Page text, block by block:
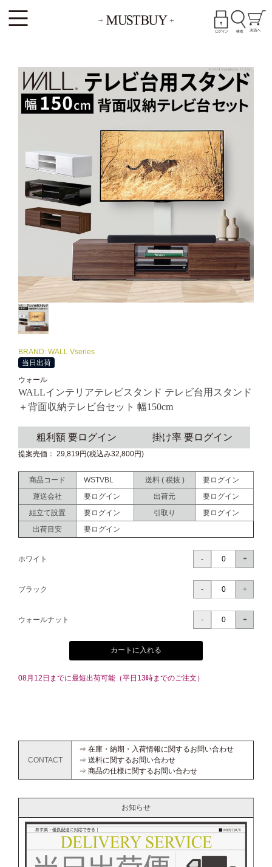
BRAND: WALL Vseries
当日出荷
ウォール
WALLインテリアテレビスタンド テレビ台用スタンド
＋背面収納テレビ台セット 幅150cm
粗利額 要ログイン 掛け率 要ログイン
提案売価： 29,819円(税込み32,800円)
商品コード WSTVBL 送料 ( 税抜 )
要ログイン
運送会社
要ログイン 出荷元
要ログイン
組立て設置
要ログイン 引取り
要ログイン
出荷目安
要ログイン
ホワイト
ブラック
ウォールナット
カートに入れる
08月12日までに最短出荷可能（平日13時までのご注文）
CONTACT
⇒ 在庫・納期・入荷情報に関するお問い合わせ
⇒ 送料に関するお問い合わせ
⇒ 商品の仕様に関するお問い合わせ
お知らせ